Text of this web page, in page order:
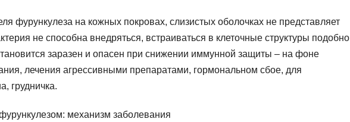
фурункулеза на кожных покровах, слизистых оболочках не представляет
не способна внедряться, встраиваться в клеточные структуры подобно
заразен и опасен при снижении иммунной защиты – на фоне
лечения агрессивными препаратами, гормональном сбое, для
грудничка.